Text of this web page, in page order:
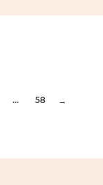
... 58 →